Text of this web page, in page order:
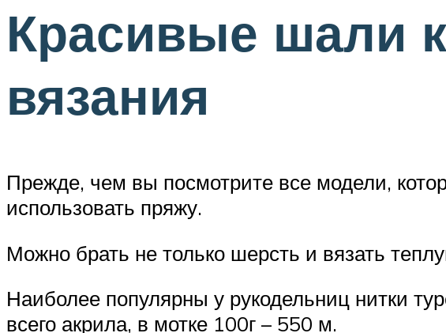
Красивые шали
вязания
Прежде, чем вы посмотрите все модели,
использовать пряжу.
Можно брать не только шерсть и вязать
Наиболее популярны у рукодельниц нитки
всего акрила, в мотке 100г – 550 м.